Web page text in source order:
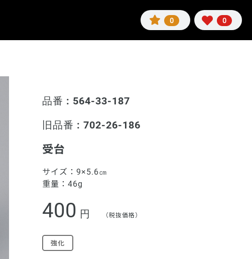
0 0
品番 : 564-33-187
旧品番 : 702-26-186
受台
サイズ：9×5.6㎝
重量：46g
400 円 （税抜価格）
強化